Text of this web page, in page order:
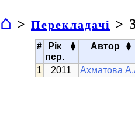
⌂ > Перекладачі >
#
Рік
пер.
▴
▾ Автор ▴
▾
2011 Ахматова